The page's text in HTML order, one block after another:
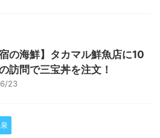
宿の海鮮】タカマル鮮魚店に10
訪問で三宝丼を注文！
23